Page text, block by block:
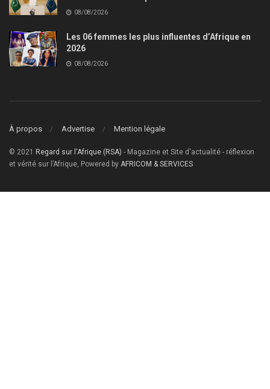
08/08/2026
Les 06 femmes les plus influentes d’Afrique en
2026
08/08/2026
À propos Advertise Mention légale
© 2021 Regard sur l'Afrique (RSA) - Magazine et Site d'actualité - réflexion
et vérité sur l’Afrique, Powered by AFRICOM & SERVICES